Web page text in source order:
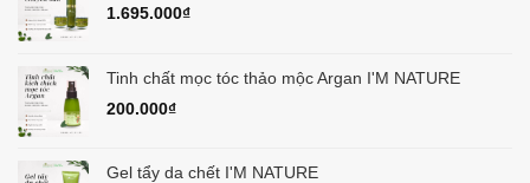
1.695.000₫
Tinh chất mọc tóc thảo mộc Argan I'M NATURE
200.000₫
Gel tẩy da chết I'M NATURE